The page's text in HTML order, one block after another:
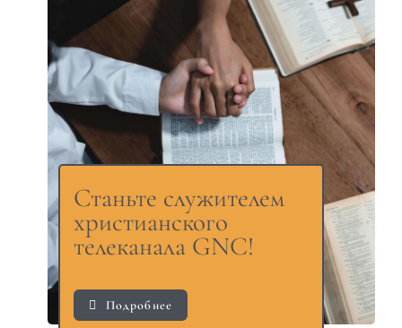
Станьте служителем
христианского
телеканала GNC!
Подробнее